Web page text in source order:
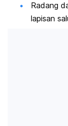
Radang
lapisan